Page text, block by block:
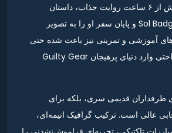
Mode سینمایی با بیش از ۶ ساعت روایت جذاب، داستان
شخصیت محبوب Sol Badguy و پایان سفر او را به تصویر
آموزشی و تمرینی نیز باعث شده حتی
تازه‌واردها بتوانند به‌راحتی وارد دنیای پرهیجان Guilty Gear
طرفداران قدیمی سری، بلکه برای
عالی است. ترکیب گرافیک انیمه‌ای،